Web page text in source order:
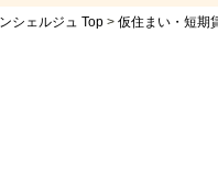
シェルジュ Top > 仮住まい・短期